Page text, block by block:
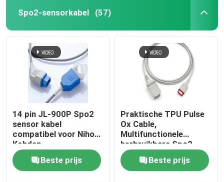
Spo2-sensorkabel (57)
14 pin JL-900P Spo2
sensor kabel
compatibel voor Nihon
Kohden
Beste prijs
Praktische TPU Pulse
Ox Cable,
Multifunctionele
herbruikbare Spo2
sensoren
Beste prijs